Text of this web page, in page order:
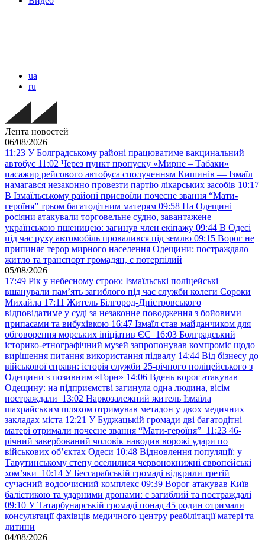
ua
ru
Лента новостей
06/08/2026
11:23 У Болградському районі працюватиме вакцинальний
автобус 11:02 Через пункт пропуску «Мирне – Табаки»
пасажир рейсового автобуса сполученням Кишинів — Ізмаїл
намагався незаконно провезти партію лікарських засобів 10:17
В Ізмаїльському районі присвоїли почесне звання “Мати-
героїня” трьом багатодітним матерям 09:58 На Одещині
росіяни атакували торговельне судно, завантажене
українською пшеницею: загинув член екіпажу 09:44 В Одесі
під час руху автомобіль провалився під землю 09:15 Ворог не
припиняє терор мирного населення Одещини: постраждало
житло та транспорт громадян, є потерпілий
05/08/2026
17:49 Рік у небесному строю: Ізмаїльські поліцейські
вшанували пам’ять загиблого під час служби колеги Сороки
Михайла 17:11 Житель Білгород-Дністровського
відповідатиме у суді за незаконне поводження з бойовими
припасами та вибухівкою 16:47 Ізмаїл став майданчиком для
обговорення морських ініціатив ЄС 16:03 Болградський
історико-етнографічний музей запропонував компроміс щодо
вирішення питання використання підвалу 14:44 Від бізнесу до
військової справи: історія служби 25-річного поліцейського з
Одещини з позивним «Горн» 14:06 Вдень ворог атакував
Одещину: на підприємстві загинула одна людина, вісім
постраждали 13:02 Наркозалежний житель Ізмаїла
шахрайським шляхом отримував метадон у двох медичних
закладах міста 12:21 У Буджацькій громади дві багатодітні
матері отримали почесне звання “Мати-героїня” 11:23 46-
річний завербований чоловік наводив ворожі удари по
військових обʼєктах Одеси 10:48 Відновлення популяції: у
Тарутинському степу оселилися червонокнижні європейські
хом’яки 10:14 У Бессарабській громаді відкрили третій
сучасний водоочисний комплекс 09:39 Ворог атакував Київ
балістикою та ударними дронами: є загиблий та постраждалі
09:10 У Татарбунарській громаді понад 45 родин отримали
консультації фахівців медичного центру реабілітації матері та
дитини
04/08/2026